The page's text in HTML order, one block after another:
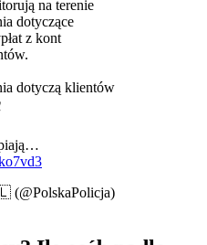
na terenie
dotyczące
z kont
dotyczą klientów